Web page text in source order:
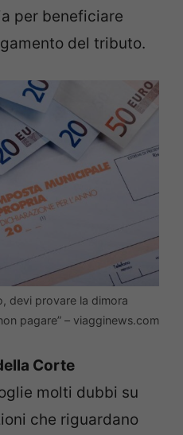
per beneficiare
del tributo.
devi provare la dimora
pagare” – viagginews.com
Corte
molti dubbi su
che riguardano